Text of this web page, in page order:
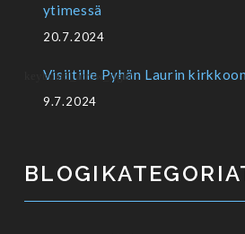
ytimessä
20.7.2024
Visiitille Pyhän Laurin kirkkoon
9.7.2024